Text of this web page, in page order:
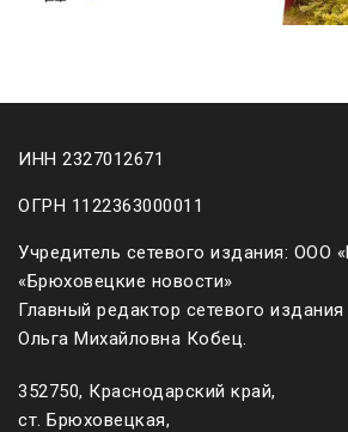
ИНН 2327012671
ОГРН 1122363000011
Учредитель сетевого издания: ООО
«Брюховецкие новости»
Главный редактор сетевого
Ольга Михайловна Кобец.
352750, Краснодарский край,
ст. Брюховецкая,